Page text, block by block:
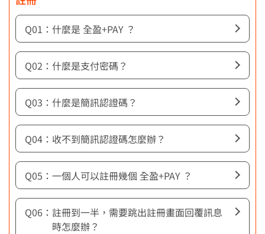
全部公告
權益公告
活動消息
媒體報導
支付
點數
轉帳／收款
提領
繳費
減碳贏家
什麼是 全盈+PAY ？
什麼是支付密碼？
什麼是簡訊認證碼？
收不到簡訊認證碼怎麼辦？
一個人可以註冊幾個 全盈+PAY ？
註冊到一半，需要跳出註冊畫面回覆訊息
時怎麼辦？